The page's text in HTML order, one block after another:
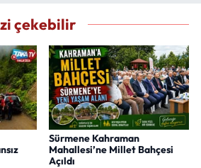
çekebilir
Sürmene Kahraman
Mahallesi’ne Millet Bahçesi
Açıldı